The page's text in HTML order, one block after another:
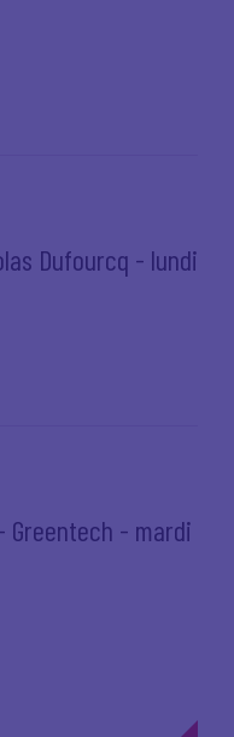
Dufourcq - lundi
Greentech - mardi